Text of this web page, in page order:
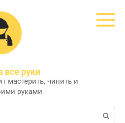
все руки
мастерить, чинить и
руками